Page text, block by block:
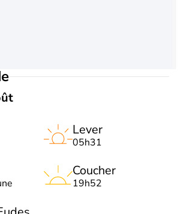
Lever
05h31
Coucher
19h52